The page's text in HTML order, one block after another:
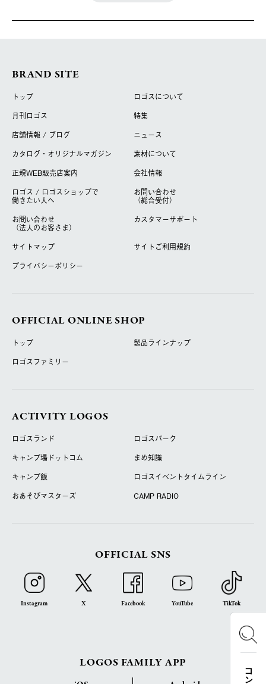
BRAND SITE
トップ
ロゴスについて
月刊ロゴス
特集
店舗情報 / ブログ
ニュース
カタログ・オリジナルマガジン
素材について
正規WEB販売店案内
会社情報
ロゴス / ロゴスショップで
働きたい人へ
お問い合わせ
（総合受付）
お問い合わせ
（法人のお客さま）
カスタマーサポート
サイトマップ
サイトご利用規約
プライバシーポリシー
OFFICIAL ONLINE SHOP
トップ
製品ラインナップ
ロゴスファミリー
ACTIVITY LOGOS
ロゴスランド
ロゴスパーク
キャンプ場ドットコム
まめ知識
キャンプ飯
ロゴスイベントタイムライン
おあそびマスターズ
CAMP RADIO
OFFICIAL SNS
Instagram X Facebook YouTube TikTok
LOGOS FAMILY APP